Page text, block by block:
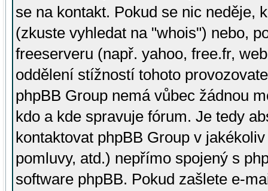
se na kontakt. Pokud se nic neděje,
(zkuste vyhledat na "whois") nebo,
freeserveru (např. yahoo, free.fr,
oddělení stížností tohoto
phpBB Group nemá vůbec žádnou
kdo a kde spravuje fórum. Je tedy
kontaktovat phpBB Group v
pomluvy, atd.) nepřímo spojený s
software phpBB. Pokud zašlete e-